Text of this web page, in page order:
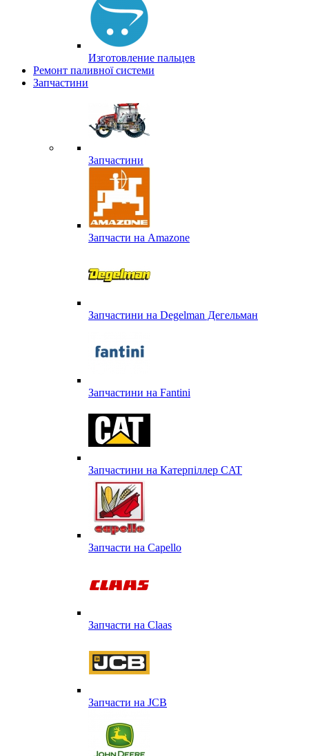
Изготовление пальцев
Ремонт паливної системи
Запчастини
Запчастини
Запчасти на Amazone
Запчастини на Degelman Дегельман
Запчастини на Fantini
Запчастини на Катерпіллер CAT
Запчасти на Capello
Запчасти на Сlaas
Запчасти на JCB